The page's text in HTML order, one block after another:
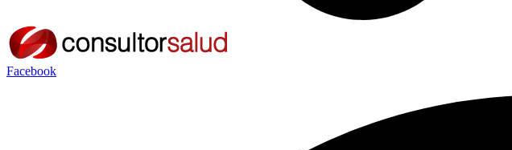
Facebook